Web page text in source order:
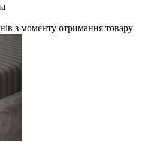
з моменту отримання товару